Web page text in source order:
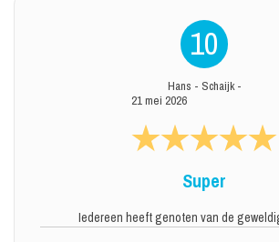
10
Hans - Schaijk-
21 mei 2026
Super
Iedereen heeft genoten van de